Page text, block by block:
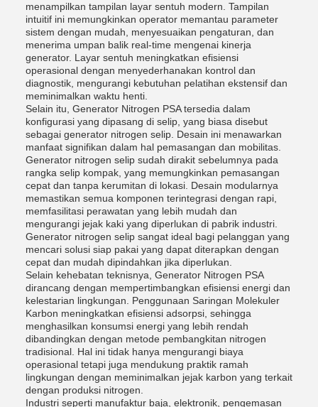
menampilkan tampilan layar sentuh modern. Tampilan
intuitif ini memungkinkan operator memantau parameter
sistem dengan mudah, menyesuaikan pengaturan, dan
menerima umpan balik real-time mengenai kinerja
generator. Layar sentuh meningkatkan efisiensi
operasional dengan menyederhanakan kontrol dan
diagnostik, mengurangi kebutuhan pelatihan ekstensif dan
meminimalkan waktu henti.
Selain itu, Generator Nitrogen PSA tersedia dalam
konfigurasi yang dipasang di selip, yang biasa disebut
sebagai generator nitrogen selip. Desain ini menawarkan
manfaat signifikan dalam hal pemasangan dan mobilitas.
Generator nitrogen selip sudah dirakit sebelumnya pada
rangka selip kompak, yang memungkinkan pemasangan
cepat dan tanpa kerumitan di lokasi. Desain modularnya
memastikan semua komponen terintegrasi dengan rapi,
memfasilitasi perawatan yang lebih mudah dan
mengurangi jejak kaki yang diperlukan di pabrik industri.
Generator nitrogen selip sangat ideal bagi pelanggan yang
mencari solusi siap pakai yang dapat diterapkan dengan
cepat dan mudah dipindahkan jika diperlukan.
Selain kehebatan teknisnya, Generator Nitrogen PSA
dirancang dengan mempertimbangkan efisiensi energi dan
kelestarian lingkungan. Penggunaan Saringan Molekuler
Karbon meningkatkan efisiensi adsorpsi, sehingga
menghasilkan konsumsi energi yang lebih rendah
dibandingkan dengan metode pembangkitan nitrogen
tradisional. Hal ini tidak hanya mengurangi biaya
operasional tetapi juga mendukung praktik ramah
lingkungan dengan meminimalkan jejak karbon yang terkait
dengan produksi nitrogen.
Industri seperti manufaktur baja, elektronik, pengemasan